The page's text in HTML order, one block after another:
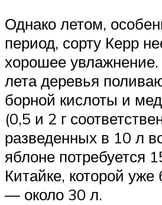
Однако летом,
период, сорту Керр
хорошее
лета деревья
борной кислоты и
(0,5 и 2 г
разведенных в 10 л
яблоне потребуется
Китайке, которой
— около 30 л.